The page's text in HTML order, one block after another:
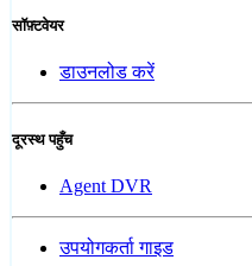
सॉफ़्टवेयर
डाउनलोड करें
दूरस्थ पहुँच
Agent DVR
उपयोगकर्ता गाइड